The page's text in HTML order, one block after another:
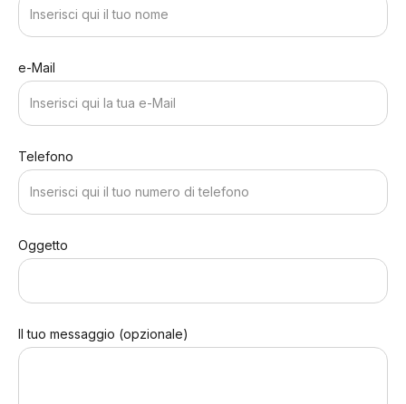
e-Mail
Telefono
Oggetto
Il tuo messaggio (opzionale)